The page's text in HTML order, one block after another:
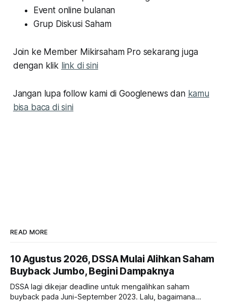
Event online bulanan
Grup Diskusi Saham
Join ke Member Mikirsaham Pro sekarang juga
dengan klik link di sini
Jangan lupa follow kami di Googlenews dan kamu
bisa baca di sini
READ MORE
10 Agustus 2026, DSSA Mulai Alihkan Saham
Buyback Jumbo, Begini Dampaknya
DSSA lagi dikejar deadline untuk mengalihkan saham
buyback pada Juni-September 2023. Lalu, bagaimana